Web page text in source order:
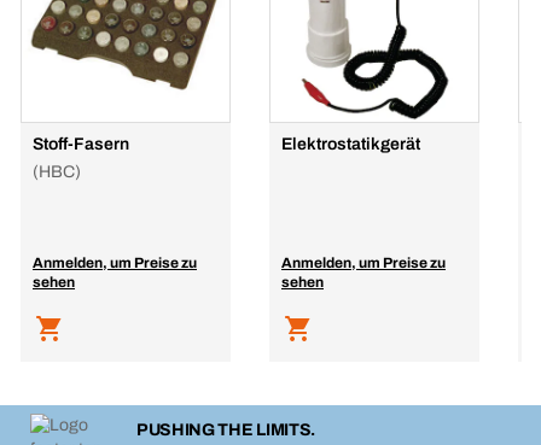
Stoff-Fasern
(HBC)
Anmelden, um Preise zu
sehen
Elektrostatikgerät
Anmelden, um Preise zu
sehen
PUSHING THE LIMITS.